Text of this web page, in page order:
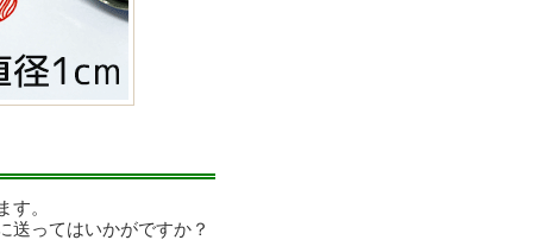
。
送ってはいかがですか？